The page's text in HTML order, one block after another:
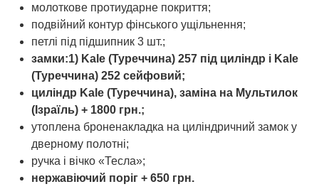
молоткове протиударне покриття;
подвійний контур фінського ущільнення;
петлі під підшипник 3 шт.;
замки:1) Kale (Туреччина) 257 під циліндр і Kale
(Туреччина) 252 сейфовий;
циліндр Kale (Туреччина), заміна на Мультилок
(Ізраїль) + 1800 грн.;
утоплена броненакладка на циліндричний замок у
дверному полотні;
ручка і вічко «Тесла»;
нержавіючий поріг + 650 грн.